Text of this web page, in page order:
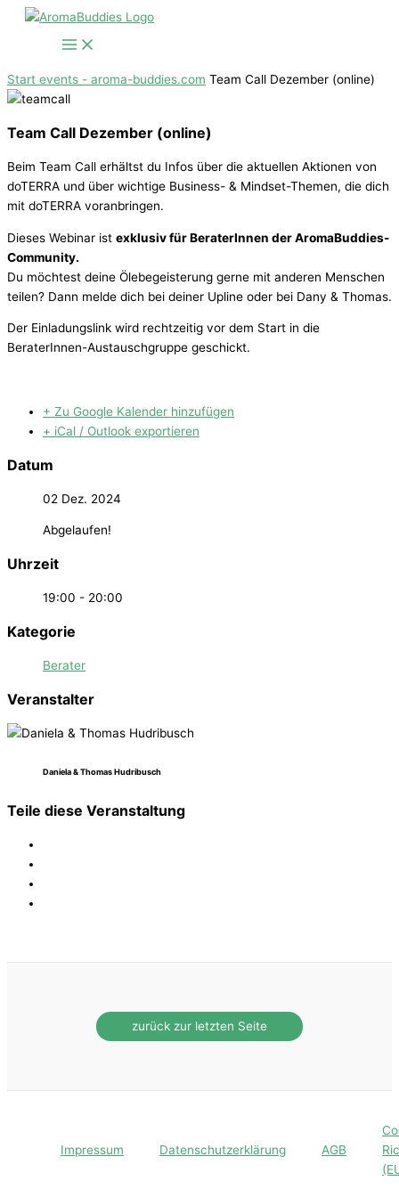
Zum
Start events - aroma-buddies.com Team Call Dezember (online)
Team Call Dezember (online)
Beim Team Call erhältst du Infos über die aktuellen Aktionen von
doTERRA und über wichtige Business- & Mindset-Themen, die dich
mit doTERRA voranbringen.
Dieses Webinar ist exklusiv für BeraterInnen der AromaBuddies-
Community.
Du möchtest deine Ölebegeisterung gerne mit anderen Menschen
teilen? Dann melde dich bei deiner Upline oder bei Dany & Thomas.
Der Einladungslink wird rechtzeitig vor dem Start in die
BeraterInnen-Austauschgruppe geschickt.
+ Zu Google Kalender hinzufügen
+ iCal / Outlook exportieren
Datum
02 Dez. 2024
Abgelaufen!
Uhrzeit
19:00 - 20:00
Kategorie
Berater
Veranstalter
Daniela & Thomas Hudribusch
Teile diese Veranstaltung
Impressum Datenschutzerklärung AGB